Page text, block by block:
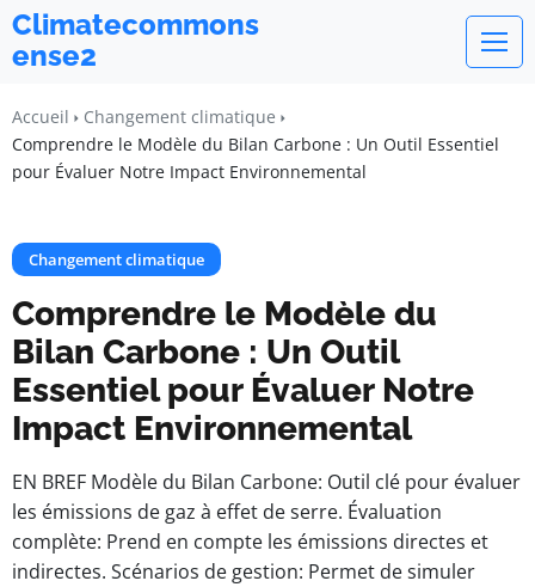
Climatecommons
ense2
Accueil
Changement climatique
Comprendre le Modèle du Bilan Carbone : Un Outil Essentiel
pour Évaluer Notre Impact Environnemental
Changement climatique
Comprendre le Modèle du
Bilan Carbone : Un Outil
Essentiel pour Évaluer Notre
Impact Environnemental
EN BREF Modèle du Bilan Carbone: Outil clé pour évaluer
les émissions de gaz à effet de serre. Évaluation
complète: Prend en compte les émissions directes et
indirectes. Scénarios de gestion: Permet de simuler